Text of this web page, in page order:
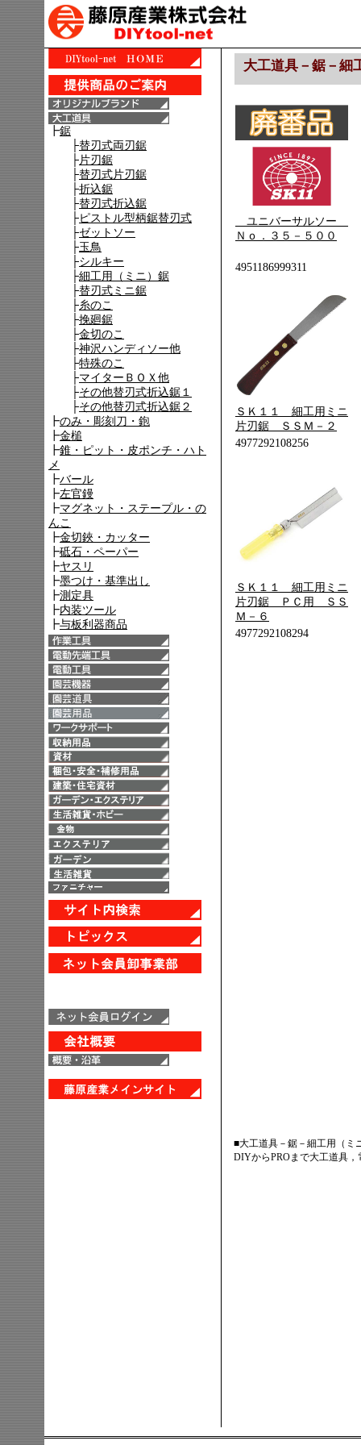
大工道具－鋸－
ユニバーサルソー
Ｎｏ．３５－５００
4951186999311
ＳＫ１１ 細工用ミニ
片刃鋸 ＳＳＭ－２
4977292108256
ＳＫ１１ 細工用ミニ
片刃鋸 ＰＣ用 ＳＳ
Ｍ－６
4977292108294
■大工道具－鋸－細工用（ミ
DIYからPROまで大工道具